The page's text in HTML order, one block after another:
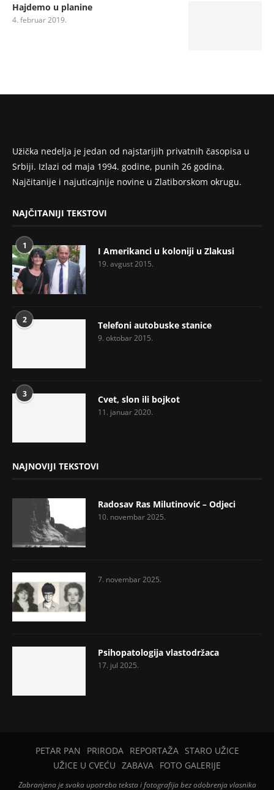
Hajdemo u planine
4. februar 2019.
Užička nedelja je jedan od najstarijih privatnih časopisa u
Srbiji. Izlazi od maja 1994. godine, punih 26 godina.
Najčitanije i najuticajnije novine u Zlatiborskom okrugu.
NAJČITANIJI TEKSTOVI
1 I Amerikanci u koloniji u Zlakusi
19. avgust 2015.
2 Telefoni autobuske stanice
9. oktobar 2015.
3 Cvet, slon ili bojkot
11. januar 2020.
NAJNOVIJI TEKSTOVI
Radosav Ras Milutinović – Odjeci
10. novembar 2025.
7. novembar 2025.
Psihopatologija vlastodržaca
17. jul 2025.
PETAR PAN PRIRODA REPORTAŽA
STARO UŽICE
UŽICE U CVEĆU ZABAVA FOTO GALERIJE
Zabranjena je svaka upotreba teksta i fotografija bez odobrenja vlasnika